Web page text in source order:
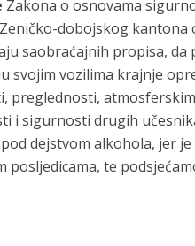
Zakona o osnovama
dobojskog kantona
saobraćajnih propisa, da
svojim vozilima krajnje
preglednosti,
i sigurnosti drugih
dejstvom alkohola, jer
posljedicama, te